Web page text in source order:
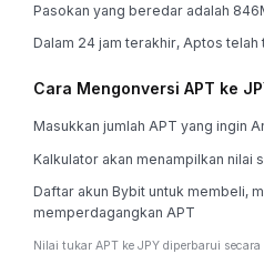
Pasokan yang beredar adalah
Dalam 24 jam terakhir, Aptos telah
Cara Mengonversi APT ke
Masukkan jumlah APT yang ingin
Kalkulator akan menampilkan nilai
Daftar akun Bybit untuk membeli,
memperdagangkan APT
Nilai tukar APT ke JPY diperbarui